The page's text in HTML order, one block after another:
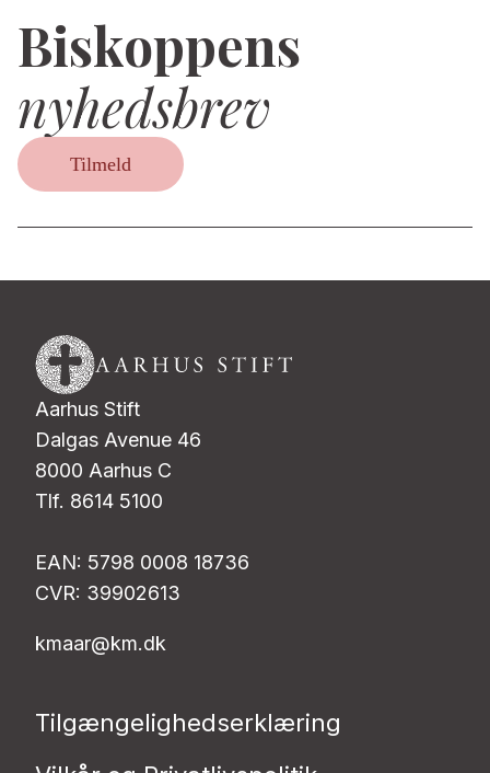
Biskoppens
nyhedsbrev
Tilmeld
Aarhus Stift
Dalgas Avenue 46
8000 Aarhus C
Tlf. 8614 5100
EAN: 5798 0008 18736
CVR: 39902613
kmaar@km.dk
Tilgængelighedserklæring